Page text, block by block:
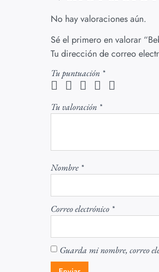
No hay valoraciones aún.
Sé el primero en valorar
Tu dirección de correo
Tu puntuación *
Tu valoración *
Nombre *
Correo electrónico *
Guarda mi nombre, correo